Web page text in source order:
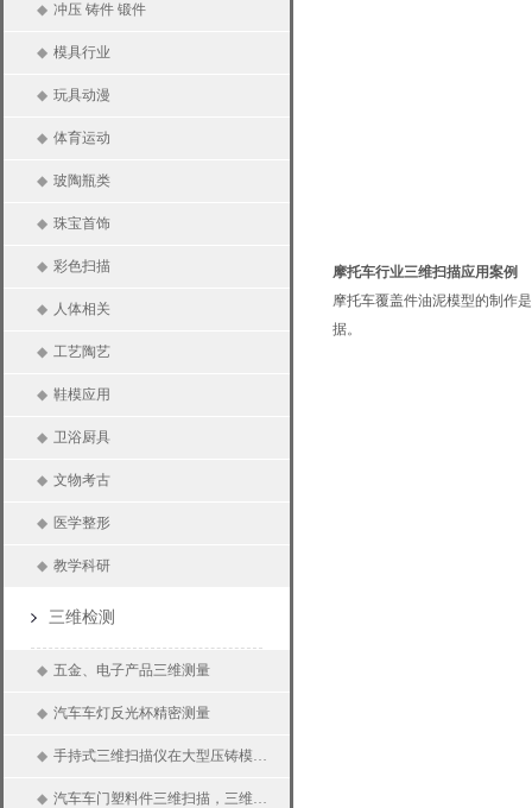
◆ 冲压 铸件 锻件
◆ 模具行业
◆ 玩具动漫
◆ 体育运动
◆ 玻陶瓶类
◆ 珠宝首饰
◆ 彩色扫描
◆ 人体相关
◆ 工艺陶艺
◆ 鞋模应用
◆ 卫浴厨具
◆ 文物考古
◆ 医学整形
◆ 教学科研
三维检测
◆ 五金、电子产品三维测量
◆ 汽车车灯反光杯精密测量
◆ 手持式三维扫描仪在大型压铸模具三维检测上的应用
◆ 汽车车门塑料件三维扫描，三维检测
摩托车行业三维扫描应用案例
摩托车覆盖件油泥模型的制作
据。